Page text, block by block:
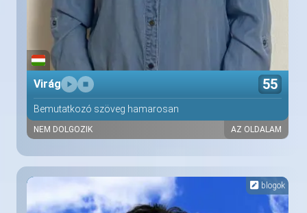
Virág 55
Bemutatkozó szöveg hamarosan
NEM DOLGOZIK AZ OLDALAM
blogok